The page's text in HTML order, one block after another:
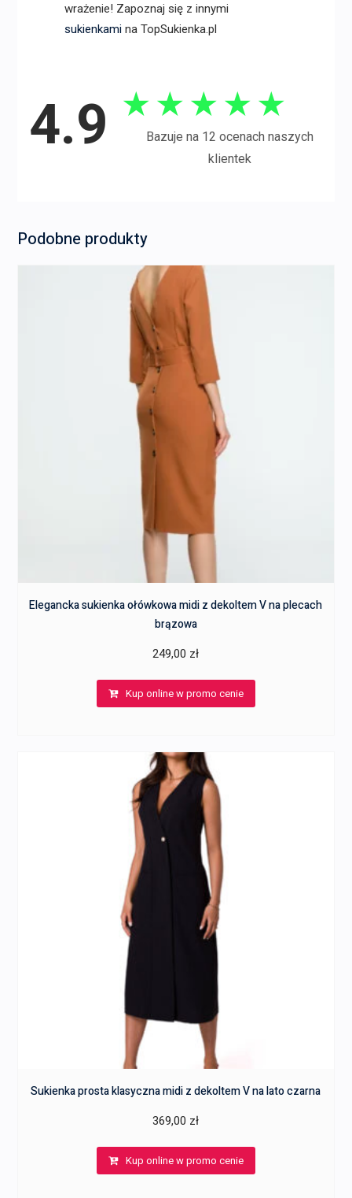
wrażenie! Zapoznaj się z innymi
sukienkamina TopSukienka.pl
4.9 ★ ★ ★ ★ ★
Bazuje na 12 ocenach naszych
klientek
Podobne produkty
Elegancka sukienka ołówkowa midi z dekoltem V na plecach
brązowa
249,00 zł
Kup online w promo cenie
Sukienka prosta klasyczna midi z dekoltem V na lato czarna
369,00 zł
Kup online w promo cenie